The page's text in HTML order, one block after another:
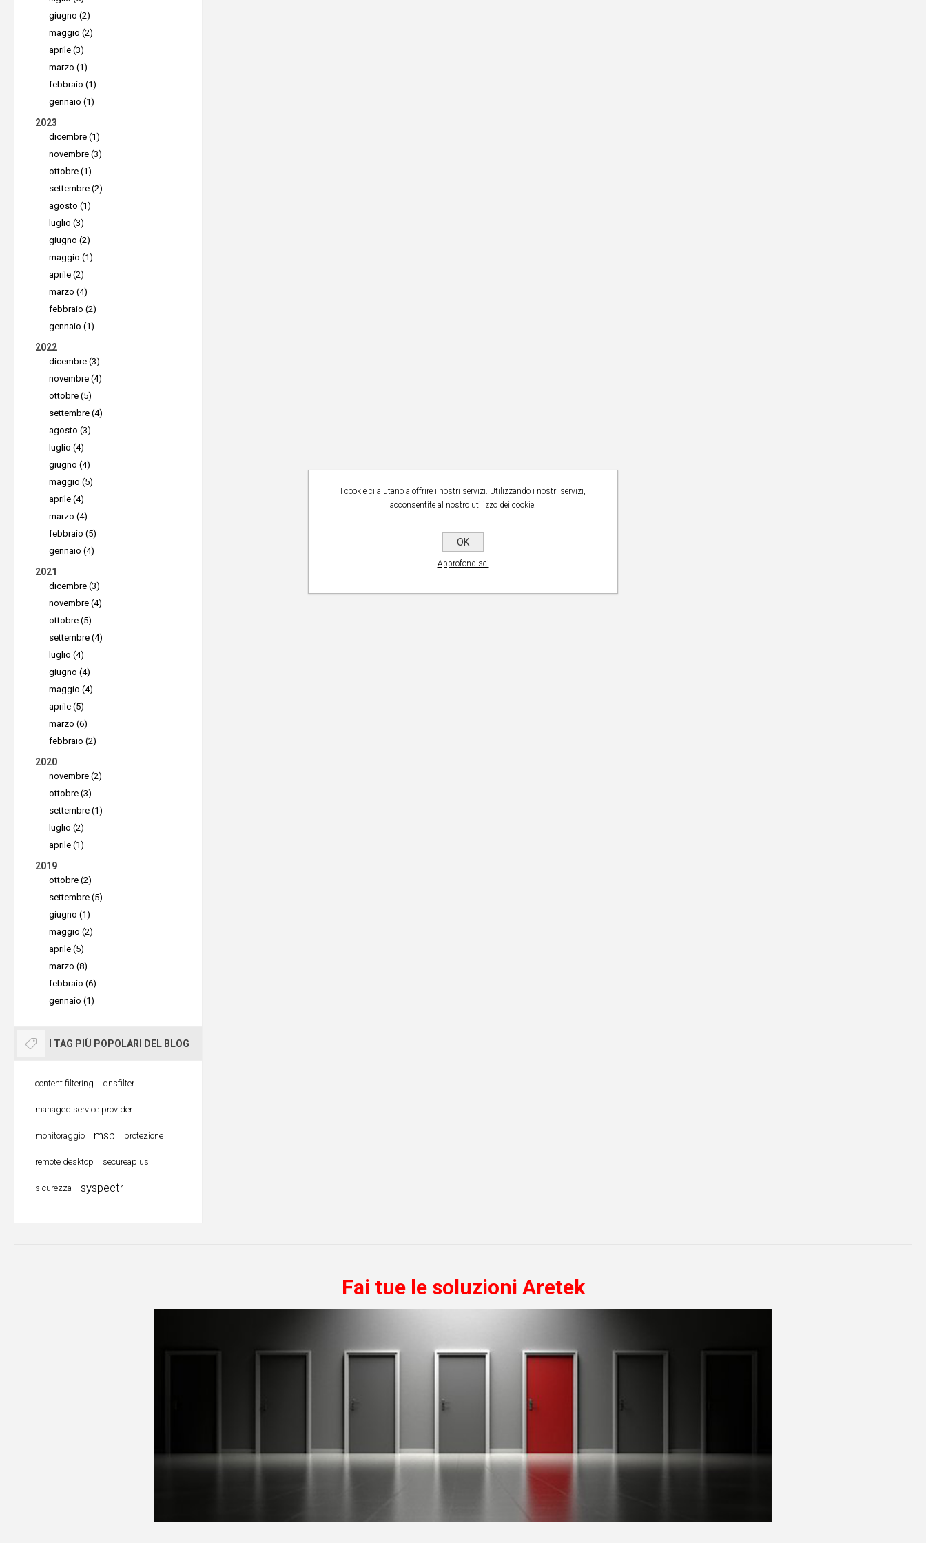
giugno (2)
maggio (2)
aprile (3)
marzo (1)
febbraio (1)
gennaio (1)
2023
dicembre (1)
novembre (3)
ottobre (1)
settembre (2)
agosto (1)
luglio (3)
giugno (2)
maggio (1)
aprile (2)
marzo (4)
febbraio (2)
gennaio (1)
2022
dicembre (3)
novembre (4)
ottobre (5)
settembre (4)
agosto (3)
luglio (4)
giugno (4)
maggio (5)
aprile (4)
marzo (4)
febbraio (5)
gennaio (4)
2021
dicembre (3)
novembre (4)
ottobre (5)
settembre (4)
luglio (4)
giugno (4)
maggio (4)
aprile (5)
marzo (6)
febbraio (2)
2020
novembre (2)
ottobre (3)
settembre (1)
luglio (2)
aprile (1)
2019
ottobre (2)
settembre (5)
giugno (1)
maggio (2)
aprile (5)
marzo (8)
febbraio (6)
gennaio (1)
I TAG PIÙ POPOLARI DEL BLOG
content filtering dnsfilter
managed service provider
monitoraggio msp protezione
remote desktop secureaplus
sicurezza syspectr
Fai tue le soluzioni Aretek
I cookie ci aiutano a offrire i nostri servizi. Utilizzando i nostri servizi,
acconsentite al nostro utilizzo dei cookie.
OK
Approfondisci